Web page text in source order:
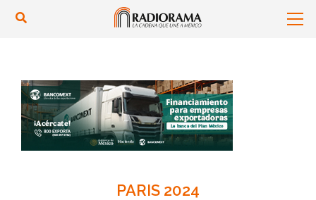
PARIS 2024